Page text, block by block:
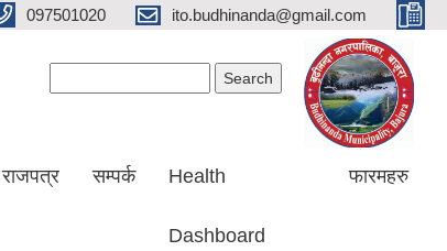
097501020 ito.budhinanda@gmail.com
राजपत्र सम्पर्क Health
Dashboard
फारमहरु